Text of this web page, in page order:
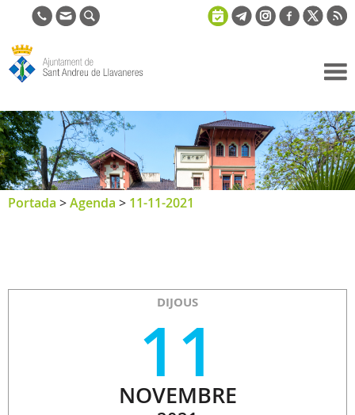
de Sant
Andreu de
Llavaneres
Portada >Agenda > 11-11-2021
DIJOUS
11
NOVEMBRE